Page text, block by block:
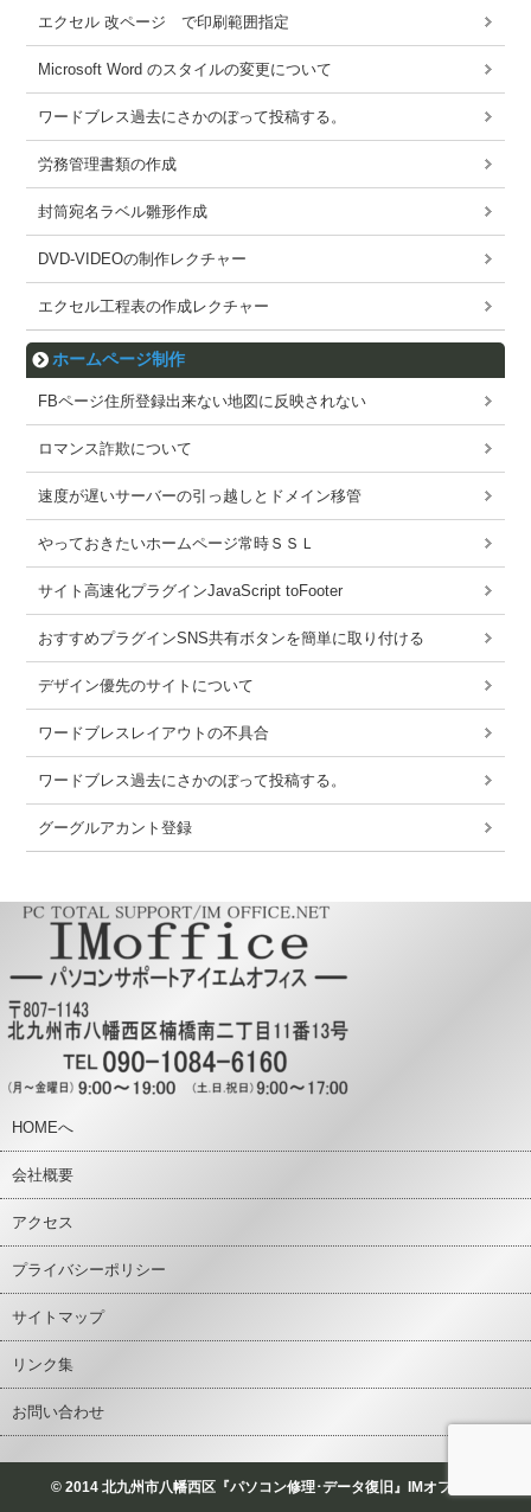
エクセル 改ページ で印刷範囲指定
Microsoft Word のスタイルの変更について
ワードブレス過去にさかのぼって投稿する。
労務管理書類の作成
封筒宛名ラベル雛形作成
DVD-VIDEOの制作レクチャー
エクセル工程表の作成レクチャー
ホームページ制作
FBページ住所登録出来ない地図に反映されない
ロマンス詐欺について
速度が遅いサーバーの引っ越しとドメイン移管
やっておきたいホームページ常時ＳＳＬ
サイト高速化プラグインJavaScript toFooter
おすすめプラグインSNS共有ボタンを簡単に取り付ける
デザイン優先のサイトについて
ワードブレスレイアウトの不具合
ワードブレス過去にさかのぼって投稿する。
グーグルアカント登録
HOMEへ
会社概要
アクセス
プライバシーポリシー
サイトマップ
リンク集
お問い合わせ
© 2014 北九州市八幡西区『パソコン修理･データ復旧』IMオフィス